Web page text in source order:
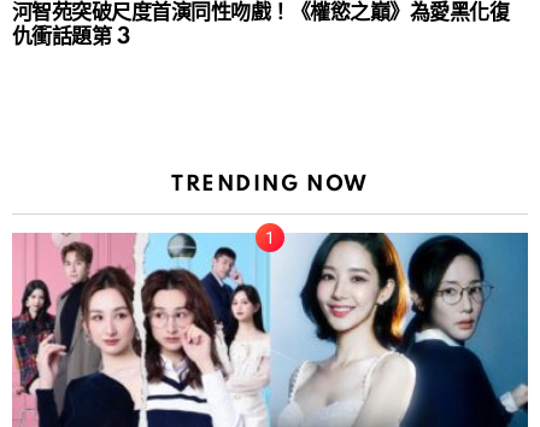
河智苑突破尺度首演同性吻戲！《權慾之巔》為愛黑化復
仇衝話題第 3
TRENDING NOW